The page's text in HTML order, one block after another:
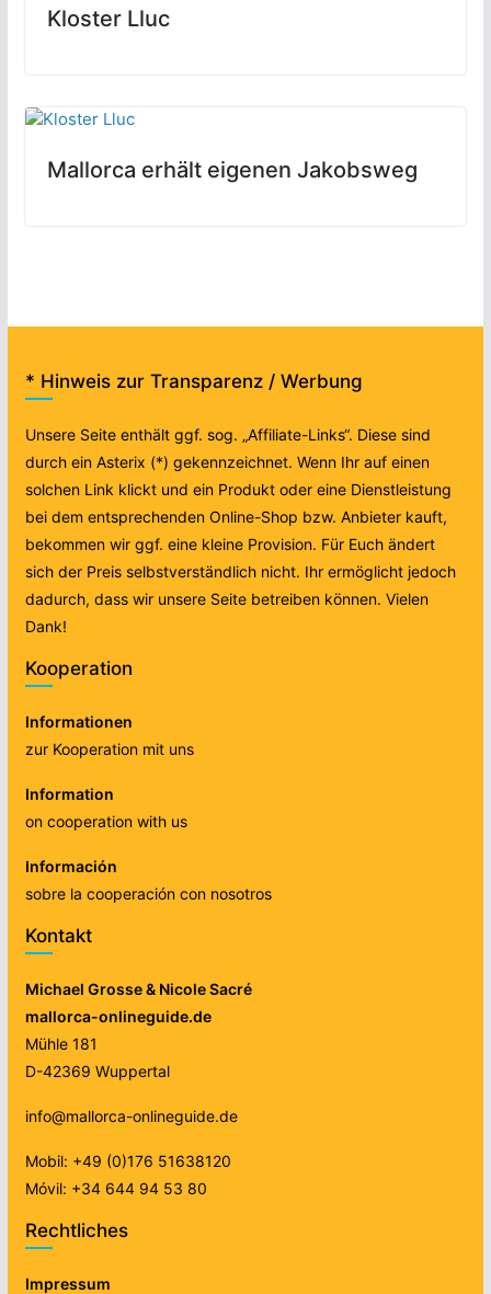
Kloster Lluc
Mallorca erhält eigenen Jakobsweg
* Hinweis zur Transparenz / Werbung
Unsere Seite enthält ggf. sog. „Affiliate-Links“. Diese sind
durch ein Asterix (*) gekennzeichnet. Wenn Ihr auf einen
solchen Link klickt und ein Produkt oder eine Dienstleistung
bei dem entsprechenden Online-Shop bzw. Anbieter kauft,
bekommen wir ggf. eine kleine Provision. Für Euch ändert
sich der Preis selbstverständlich nicht. Ihr ermöglicht jedoch
dadurch, dass wir unsere Seite betreiben können. Vielen
Dank!
Kooperation
Informationen
zur Kooperation mit uns
Information
on cooperation with us
Información
sobre la cooperación con nosotros
Kontakt
Michael Grosse & Nicole Sacré
mallorca-onlineguide.de
Mühle 181
D-42369 Wuppertal
info@mallorca-onlineguide.de
Mobil: +49 (0)176 51638120
Móvil: +34 644 94 53 80
Rechtliches
Impressum